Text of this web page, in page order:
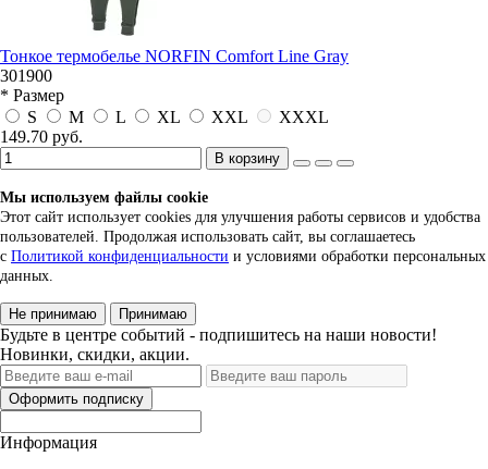
Тонкое термобелье NORFIN Comfort Line Gray
301900
* Размер
S
M L XL XXL
XXXL
149.70 руб.
В корзину
Мы используем файлы cookie
Этот сайт использует cookies для улучшения работы сервисов и удобства
пользователей. Продолжая использовать сайт, вы соглашаетесь
с Политикой конфиденциальности и условиями обработки персональных
данных.
Не принимаю Принимаю
Будьте в центре событий - подпишитесь на наши новости!
Новинки, скидки, акции.
Оформить подписку
Информация